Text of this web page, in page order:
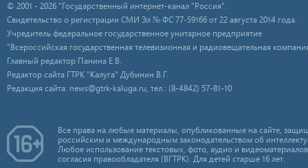
© 2001 - 2026 "Государственный интернет-канал "Россия".
Свидетельство о регистрации СМИ Эл № ФС 77-59166 от 22 августа 2014 года.
Учредитель федеральное государственное унитарное предприятие
"Всероссийская государственная телевизионная и радиовещательная
Главный редактор Панина Е.В.
Редактор сайта ГТРК "Калуга" Дубинин В.Г.
Редакция сайта: news@gtrk-kaluga.ru, тел.: (8-4842) 57-81-10
Все права на любые материалы, опубликованные на сайте,
российским и международным законодательством об
Любое использование текстовых, фото, аудио и
согласия правообладателя (ВГТРК). Для детей старше 16 лет.